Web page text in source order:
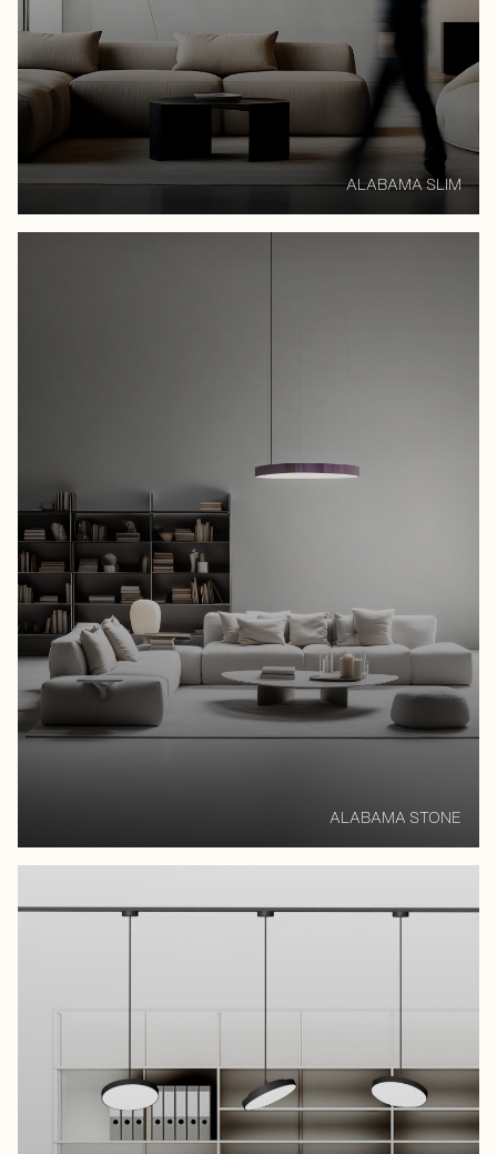
ALABAMA SLIM
ALABAMA STONE